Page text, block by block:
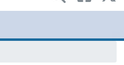
на транспорта